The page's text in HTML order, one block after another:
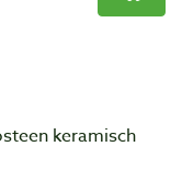
keramisch